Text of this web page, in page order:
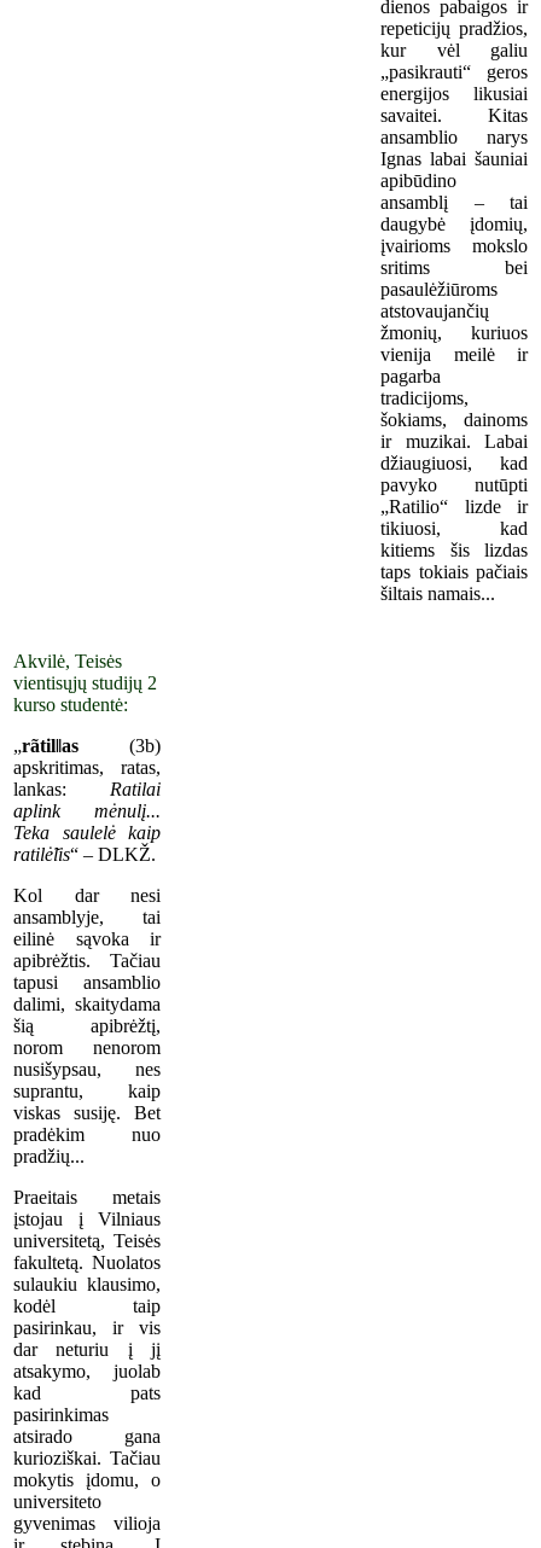
dienos pabaigos ir
repeticijų pradžios,
kur vėl galiu
„pasikrauti“ geros
energijos likusiai
savaitei. Kitas
ansamblio narys
Ignas labai šauniai
apibūdino
ansamblį – tai
daugybė įdomių,
įvairioms mokslo
sritims bei
pasaulėžiūroms
atstovaujančių
žmonių, kuriuos
vienija meilė ir
pagarba
tradicijoms,
šokiams, dainoms
ir muzikai. Labai
džiaugiuosi, kad
pavyko nutūpti
„Ratilio“ lizde ir
tikiuosi, kad
kitiems šis lizdas
taps tokiais pačiais
šiltais namais...
Akvilė, Teisės
vientisųjų studijų 2
kurso studentė:
„rãtil‖as (3b)
apskritimas, ratas,
lankas: Ratilai
aplink mėnulį...
Teka saulelė kaip
ratilė̃lis“ – DLKŽ.
Kol dar nesi
ansamblyje, tai
eilinė sąvoka ir
apibrėžtis. Tačiau
tapusi ansamblio
dalimi, skaitydama
šią apibrėžtį,
norom nenorom
nusišypsau, nes
suprantu, kaip
viskas susiję. Bet
pradėkim nuo
pradžių...
Praeitais metais
įstojau į Vilniaus
universitetą, Teisės
fakultetą. Nuolatos
sulaukiu klausimo,
kodėl taip
pasirinkau, ir vis
dar neturiu į jį
atsakymo, juolab
kad pats
pasirinkimas
atsirado gana
kurioziškai. Tačiau
mokytis įdomu, o
universiteto
gyvenimas vilioja